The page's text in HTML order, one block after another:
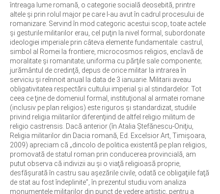
întreaga lume romană, o categorie socială deosebită, printre
altele şi prin rolul major pe care l-au avut în cadrul procesului de
romanizare. Servind în mod categoric acestui scop, toate actele
şi gesturile militarilor erau, cel puţin la nivel formal, subordonate
ideologiei imperiale prin câteva elemente fundamentale: castrul,
simbol al Romei la frontiere, microcosmos religios, enclavă de
moralitate şi romanitate; uniforma cu părţile sale componente;
jurământul de credinţă, depus de orice militar la intrarea în
serviciu şi reînnoit anual la data de 3 ianuarie. Militarii aveau
obligativitatea respectării cultului imperial şi al stindardelor. Tot
ceea ce ţine de domeniul formal, instituţional al armatei romane
(inclusiv pe plan religios) este riguros şi standardizat, studiile
privind religia militarilor diferenţiind de altfel religio militum de
religio castrensis. Dacă anterior (în Atalia Ştefănescu-Oniţiu,
Religia militarilor din Dacia romană, Ed. Excelsior Art, Timişoara,
2009) apreciam că „dincolo de politica existentă pe plan religios,
promovată de statul roman prin conducerea provincială, am
putut observa că indivizii au şi o viaţă religioasă proprie,
desfăşurată în castru sau aşezările civile, odată ce obligaţiile faţă
de stat au fost îndeplinite”, în prezentul studiu vom analiza
monumentele militarilor din punct de vedere artistic, pentru a